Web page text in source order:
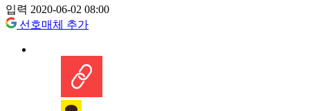
입력 2020-06-02 08:00
선호매체 추가